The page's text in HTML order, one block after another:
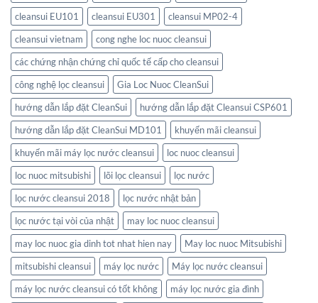
cleansui EU101
cleansui EU301
cleansui MP02-4
cleansui vietnam
cong nghe loc nuoc cleansui
các chứng nhận chứng chỉ quốc tế cấp cho cleansui
công nghệ lọc cleansui
Gia Loc Nuoc CleanSui
hướng dẫn lắp đặt CleanSui
hướng dẫn lắp đặt Cleansui CSP601
hướng dẫn lắp đặt CleanSui MD101
khuyến mãi cleansui
khuyến mãi máy lọc nước cleansui
loc nuoc cleansui
loc nuoc mitsubishi
lõi lọc cleansui
lọc nước
lọc nước cleansui 2018
lọc nước nhật bản
lọc nước tại vòi của nhật
may loc nuoc cleansui
may loc nuoc gia dinh tot nhat hien nay
May loc nuoc Mitsubishi
mitsubishi cleansui
máy lọc nước
Máy lọc nước cleansui
máy lọc nước cleansui có tốt không
máy lọc nước gia đình